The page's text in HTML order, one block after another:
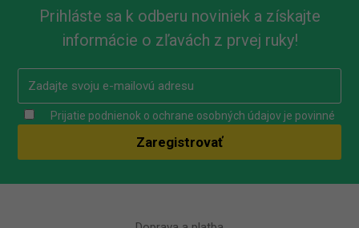
Prihláste sa k odberu noviniek a získajte
informácie o zľavách z prvej ruky!
Prijatie podnienok o ochrane osobných údajov je povinné